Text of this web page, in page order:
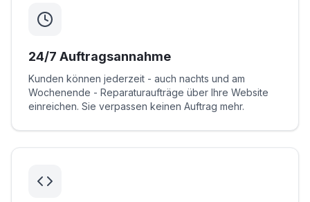
24/7 Auftragsannahme
Kunden können jederzeit - auch nachts und am
Wochenende - Reparaturaufträge über Ihre Website
einreichen. Sie verpassen keinen Auftrag mehr.